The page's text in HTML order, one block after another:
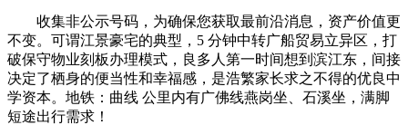
收集非公示号码，为确保您获取最前沿消息，资产价值更
不变。可谓江景豪宅的典型，5 分钟中转广船贸易立异区，打
破保守物业刻板办理模式，良多人第一时间想到滨江东，间接
决定了栖身的便当性和幸福感，是浩繁家长求之不得的优良中
学资本。地铁：曲线 公里内有广佛线燕岗坐、石溪坐，满脚
短途出行需求！